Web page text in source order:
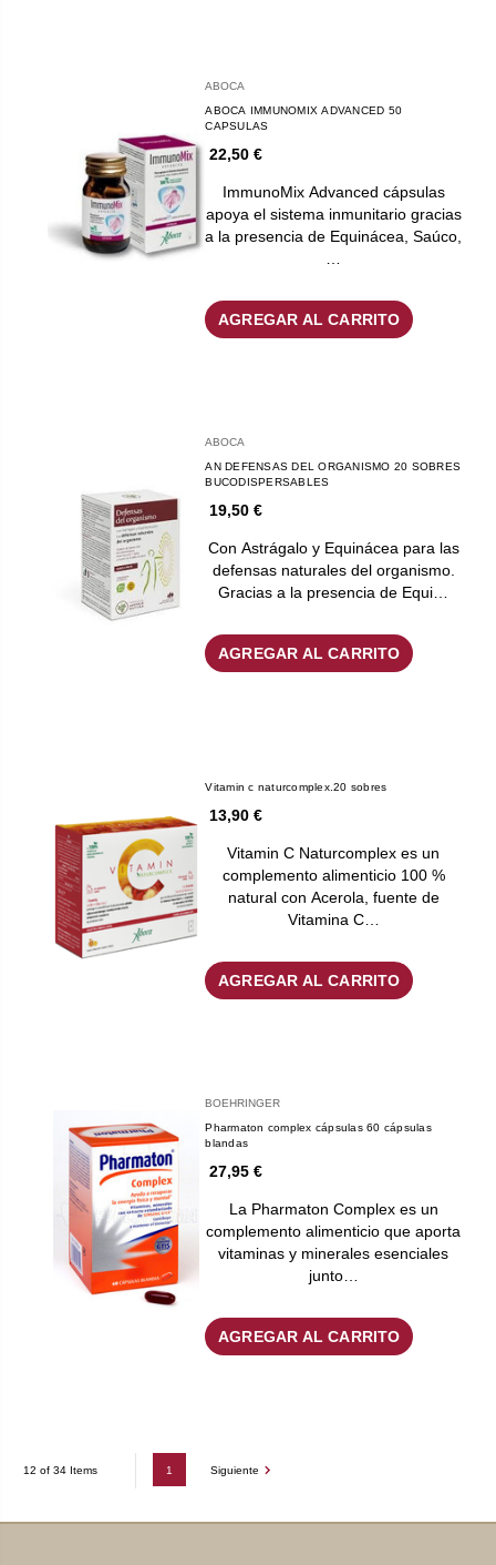
ABOCA
ABOCA IMMUNOMIX ADVANCED 50
CAPSULAS
22,50 €
ImmunoMix Advanced cápsulas
apoya el sistema inmunitario gracias
a la presencia de Equinácea, Saúco,
AGREGAR AL CARRITO
ABOCA
AN DEFENSAS DEL ORGANISMO 20 SOBRES
BUCODISPERSABLES
19,50 €
Con Astrágalo y Equinácea para las
defensas naturales del organismo.
Gracias a la presencia de Equi…
AGREGAR AL CARRITO
Vitamin c naturcomplex.20 sobres
13,90 €
Vitamin C Naturcomplex es un
complemento alimenticio 100 %
natural con Acerola, fuente de
Vitamina C…
AGREGAR AL CARRITO
BOEHRINGER
Pharmaton complex cápsulas 60 cápsulas
blandas
27,95 €
La Pharmaton Complex es un
complemento alimenticio que aporta
vitaminas y minerales esenciales
junto…
AGREGAR AL CARRITO
12 of 34 Items 1 Siguiente